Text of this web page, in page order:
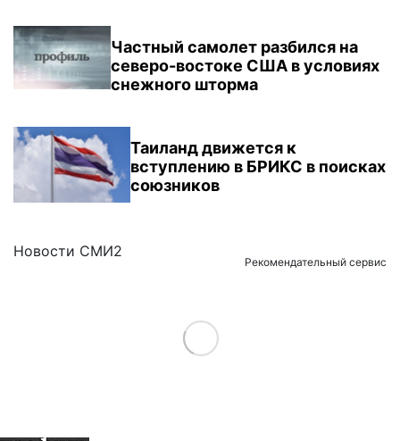
Частный самолет разбился на
северо-востоке США в условиях
снежного шторма
Таиланд движется к
вступлению в БРИКС в поисках
союзников
Новости СМИ2
Рекомендательный сервис
Load More